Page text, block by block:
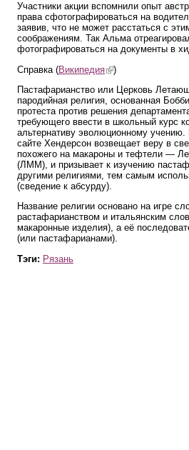
Участники акции вспомнили опыт
права сфотографироваться на
заявив, что не может расстаться с
соображениям. Так Альма
фотографироваться на документы в
Справка (Википедия(link is external)
)
Пастафарианство или Церковь
пародийная религия, основанная
протеста против решения
требующего ввести в школьный курс
альтернативу эволюционному
сайте Хендерсон возвещает веру в
похожего на макароны и тефтели —
(ЛММ), и призывает к изучению
другими религиями, тем самым
(сведение к абсурду).
Название религии основано на игре
растафарианством и итальянским
макаронные изделия), а её
(или пастафарианами).
Тэги: Рязань